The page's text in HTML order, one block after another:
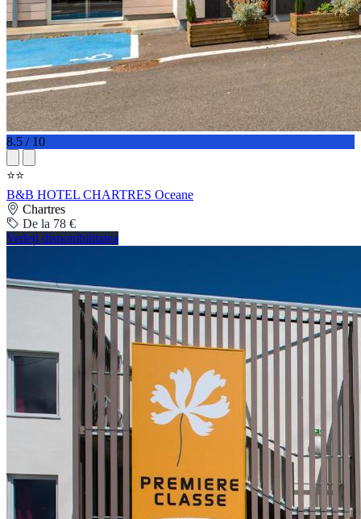
8.5 / 10
⭐⭐
B&B HOTEL CHARTRES Oceane
Chartres
De la 78 €
Vedeți disponibilitatea